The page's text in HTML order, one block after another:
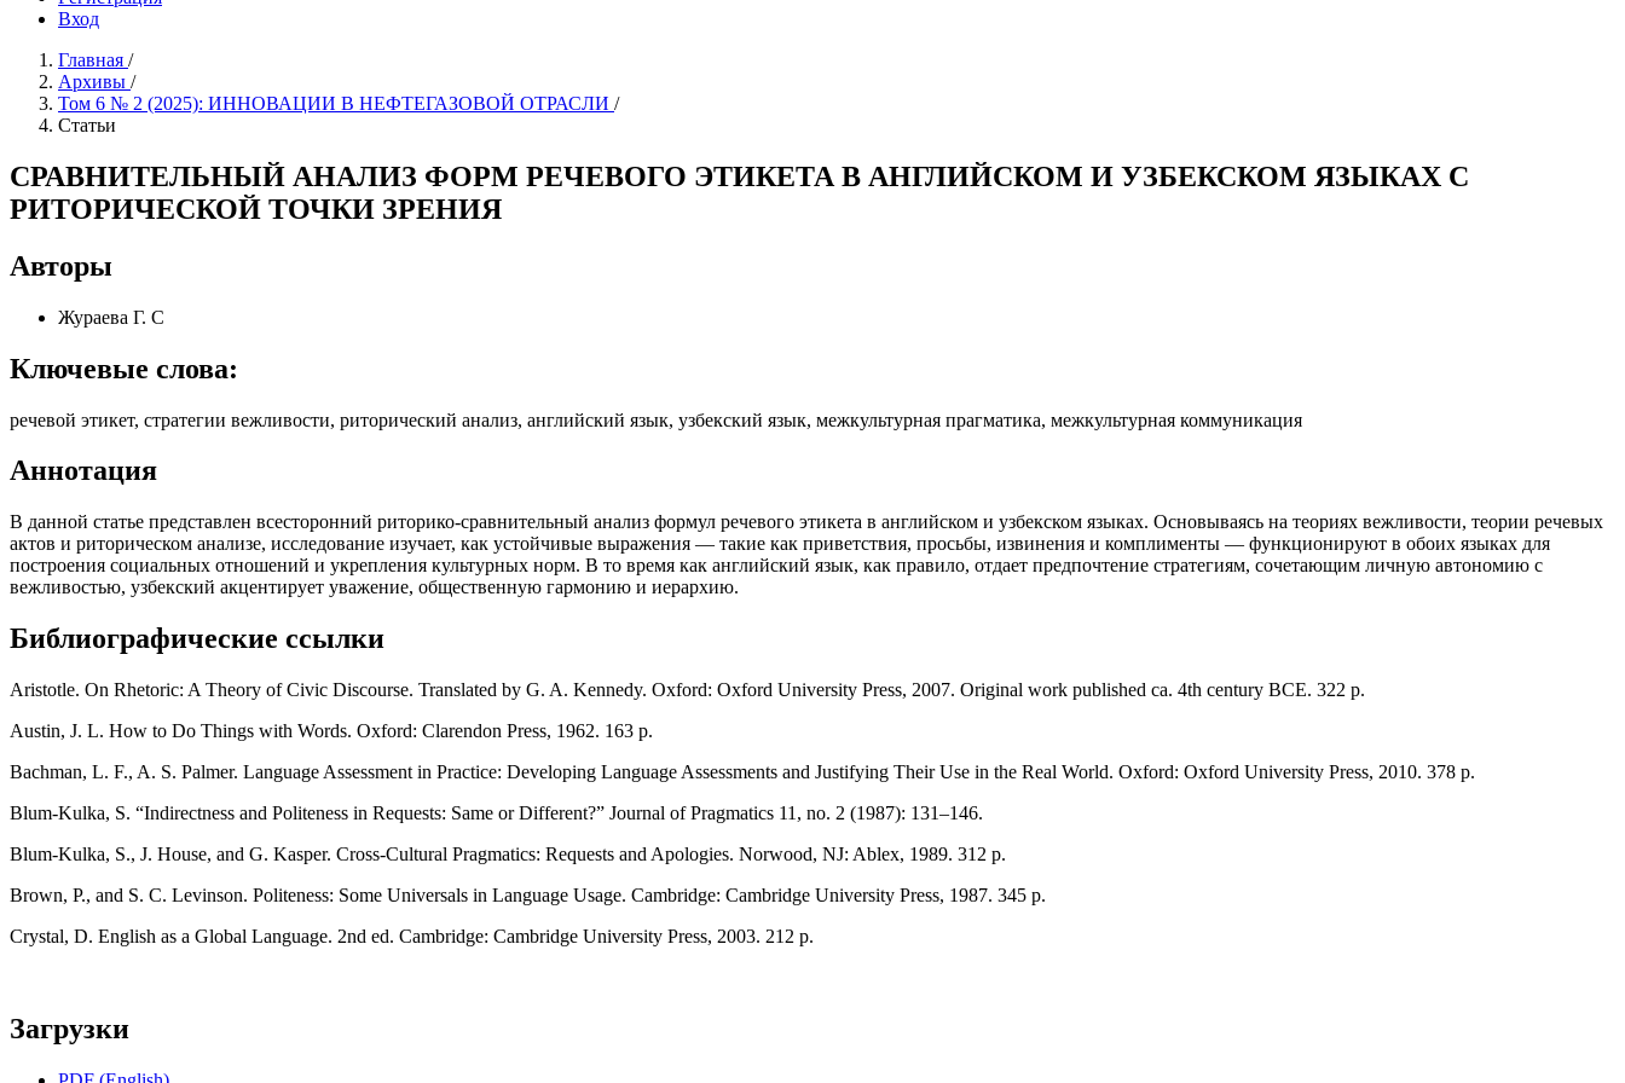
Вход
Главная /
Архивы /
Том 6 № 2 (2025): ИННОВАЦИИ В НЕФТЕГАЗОВОЙ ОТРАСЛИ /
Статьи
СРАВНИТЕЛЬНЫЙ АНАЛИЗ ФОРМ РЕЧЕВОГО ЭТИКЕТА В АНГЛИЙСКОМ И УЗБЕКСКОМ ЯЗЫКАХ С
РИТОРИЧЕСКОЙ ТОЧКИ ЗРЕНИЯ
Авторы
Жураева Г. С
Ключевые слова:
речевой этикет, стратегии вежливости, риторический анализ, английский язык, узбекский язык, межкультурная прагматика, межкультурная коммуникация
Аннотация
В данной статье представлен всесторонний риторико-сравнительный анализ формул речевого этикета в английском и узбекском языках. Основываясь на теориях вежливости, теории речевых
актов и риторическом анализе, исследование изучает, как устойчивые выражения — такие как приветствия, просьбы, извинения и комплименты — функционируют в обоих языках для
построения социальных отношений и укрепления культурных норм. В то время как английский язык, как правило, отдает предпочтение стратегиям, сочетающим личную автономию с
вежливостью, узбекский акцентирует уважение, общественную гармонию и иерархию.
Библиографические ссылки
Aristotle. On Rhetoric: A Theory of Civic Discourse. Translated by G. A. Kennedy. Oxford: Oxford University Press, 2007. Original work published ca. 4th century BCE. 322 p.
Austin, J. L. How to Do Things with Words. Oxford: Clarendon Press, 1962. 163 p.
Bachman, L. F., A. S. Palmer. Language Assessment in Practice: Developing Language Assessments and Justifying Their Use in the Real World. Oxford: Oxford University Press, 2010. 378 p.
Blum-Kulka, S. “Indirectness and Politeness in Requests: Same or Different?” Journal of Pragmatics 11, no. 2 (1987): 131–146.
Blum-Kulka, S., J. House, and G. Kasper. Cross-Cultural Pragmatics: Requests and Apologies. Norwood, NJ: Ablex, 1989. 312 p.
Brown, P., and S. C. Levinson. Politeness: Some Universals in Language Usage. Cambridge: Cambridge University Press, 1987. 345 p.
Crystal, D. English as a Global Language. 2nd ed. Cambridge: Cambridge University Press, 2003. 212 p.
Загрузки